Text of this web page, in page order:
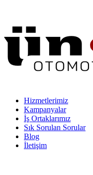
Hizmetlerimiz
Kampanyalar
İş Ortaklarımız
Sık Sorulan Sorular
Blog
İletişim